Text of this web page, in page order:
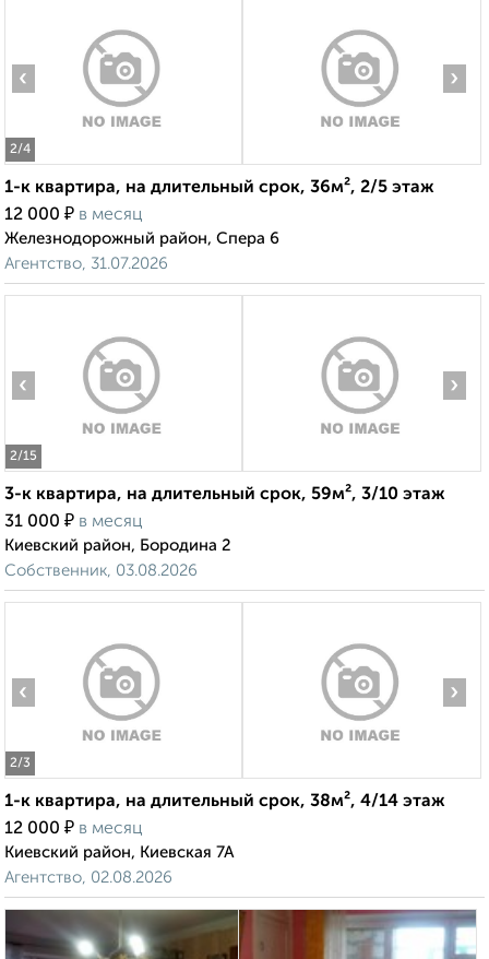
2/4
‹ ›
1-к квартира, на длительный срок, 36м², 2/5 этаж
12 000 ₽ в месяц
Железнодорожный район, Спера 6
Агентство, 31.07.2026
2/15
‹ ›
3-к квартира, на длительный срок, 59м², 3/10 этаж
31 000 ₽ в месяц
Киевский район, Бородина 2
Собственник, 03.08.2026
2/3
‹ ›
1-к квартира, на длительный срок, 38м², 4/14 этаж
12 000 ₽ в месяц
Киевский район, Киевская 7А
Агентство, 02.08.2026